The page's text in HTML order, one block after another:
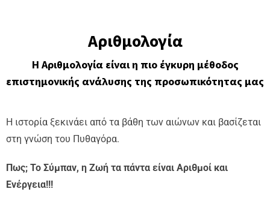
Αριθμολογία
Η Αριθμολογία είναι η πιο έγκυρη μέθοδος
επιστημονικής ανάλυσης της προσωπικότητας μας
Η ιστορία ξεκινάει από τα βάθη των αιώνων και βασίζεται
στη γνώση του Πυθαγόρα.
Πως; Το Σύμπαν, η Ζωή τα πάντα είναι Αριθμοί και
Ενέργεια!!!